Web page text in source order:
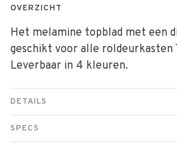
OVERZICHT
Het melamine topblad met een
geschikt voor alle roldeurkasten
Leverbaar in 4 kleuren.
DETAILS
SPECS